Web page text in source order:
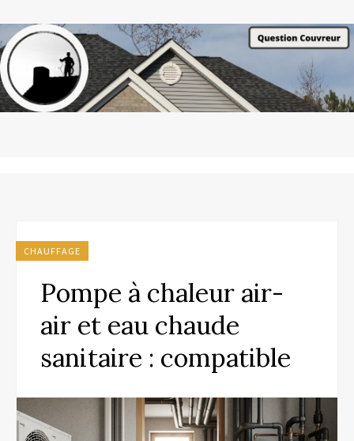
CHAUFFAGE
Pompe à chaleur air-
air et eau chaude
sanitaire : compatible